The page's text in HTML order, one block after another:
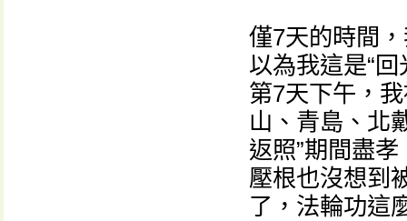
僅7天的時間
以為我這是“
第7天下午，
山、青島、北
返照”期間盡
壓根也沒想到
了，法輪功這